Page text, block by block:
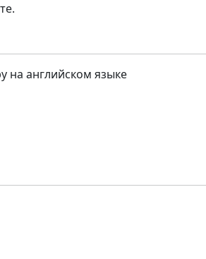
на английском языке